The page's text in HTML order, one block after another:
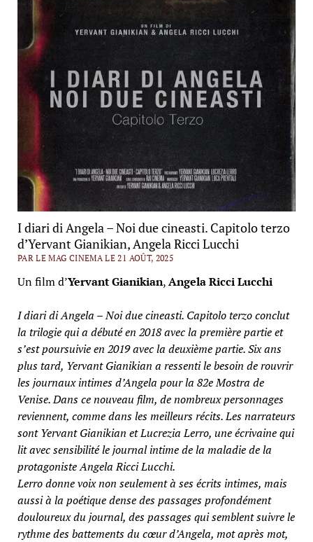
I diari di Angela – Noi due cineasti. Capitolo terzo
d’Yervant Gianikian, Angela Ricci Lucchi
PAR LE MAG CINEMA LE 21 AOÛT, 2025
Un film d’Yervant Gianikian,Angela Ricci Lucchi
I diari di Angela – Noi due cineasti. Capitolo terzo conclut
la trilogie qui a débuté en 2018 avec la première partie et
s’est poursuivie en 2019 avec la deuxième partie. Six ans
plus tard, Yervant Gianikian a ressenti le besoin de rouvrir
les journaux intimes d’Angela pour la 82e Mostra de
Venise. Dans ce nouveau film, de nombreux personnages
reviennent, comme dans les meilleurs récits. Les narrateurs
sont Yervant Gianikian et Lucrezia Lerro, une écrivaine qui
lit avec sensibilité le journal intime de la maladie de la
protagoniste Angela Ricci Lucchi.
Lerro donne voix non seulement à ses écrits intimes, mais
aussi à la poétique dense des passages profondément
douloureux du journal, des passages qui semblent suivre le
rythme des battements du cœur d’Angela, mot après mot,